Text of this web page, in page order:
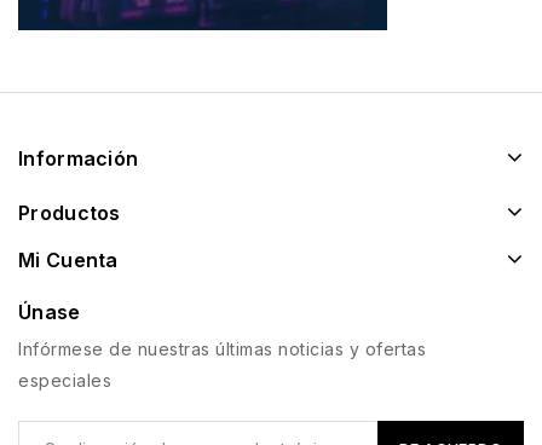
Información
Productos
Mi Cuenta
Únase
Infórmese de nuestras últimas noticias y ofertas
especiales